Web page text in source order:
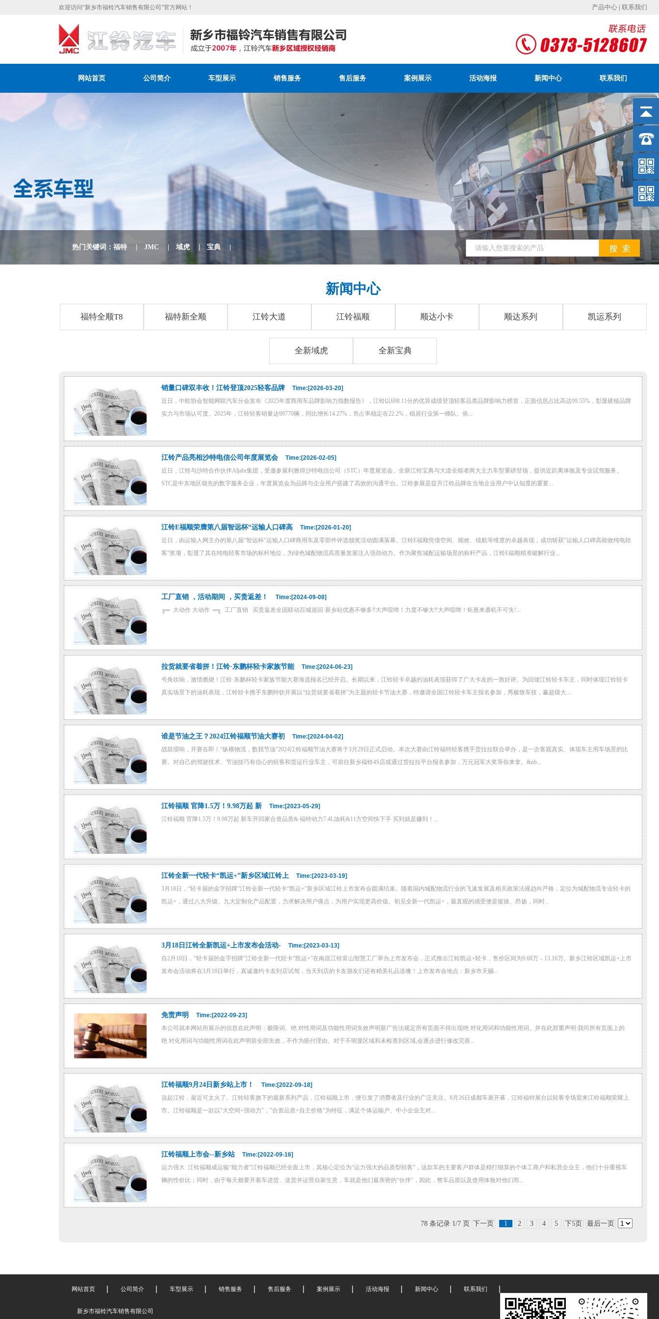
欢迎访问“新乡市福铃汽车销售有限公司”官方网站！ 产品中心 | 联系我们
网站首页 公司简介 车型展示 销售服务 售后服务 案例展示 活动海报 新闻中心 联系我们
热门关键词： 福特 JMC 域虎 宝典
新闻中心
福特全顺T8 福特新全顺 江铃大道 江铃福顺 顺达小卡 顺达系列 凯运系列
全新域虎 全新宝典
销量口碑双丰收！江铃登顶2025轻客品牌
Time:[2026-03-20]
近日，中欧协会智能网联汽车分会发布《2025年度商用车品牌影响力指数报告》，江铃以698.11分的优异成绩登顶轻客品类品牌影响力榜首，正面信息占比高达99.55%，彰显硬核品牌
实力与市场认可度。2025年，江铃轻客销量达99770辆，同比增长14.27%，市占率稳定在22.2%，稳居行业第一梯队。依...
江铃产品亮相沙特电信公司年度展览会
Time:[2026-02-05]
近日，江铃与沙特合作伙伴Aljabr集团，受邀参展利雅得沙特电信公司（STC）年度展览会。全新江铃宝典与大道全能者两大主力车型重磅登场，提供近距离体验及专业试驾服务。
STC是中东地区领先的数字服务企业，年度展览会为品牌与企业用户搭建了高效的沟通平台。江铃参展是提升江铃品牌在当地企业用户中认知度的重要...
江铃E福顺荣膺第八届智远杯“运输人口碑高
Time:[2026-01-20]
近日，由运输人网主办的第八届“智远杯”运输人口碑商用车及零部件评选颁奖活动圆满落幕。江铃E福顺凭借空间、能效、续航等维度的卓越表现，成功斩获“运输人口碑高能效纯电轻
客”奖项，彰显了其在纯电轻客市场的标杆地位，为绿色城配物流高质量发展注入强劲动力。作为聚焦城配运输场景的标杆产品，江铃E福顺精准破解行业...
工厂直销 ，活动期间 ，买贵返差！
Time:[2024-09-08]
╔═ 大动作 大动作 ═╗ 工厂直销 买贵返差全国联动百城巡回·新乡站优惠不够多‼大声喧哗！力度不够大‼大声喧哗！钜惠来袭机不可失!...
拉货就要省着拼！江铃·东鹏杯轻卡家族节能
Time:[2024-06-23]
号角吹响，激情燃烧！江铃·东鹏杯轻卡家族节能大赛海选报名已经开启。长期以来，江铃轻卡卓越的油耗表现获得了广大卡友的一致好评。为回馈江铃轻卡车主，同时体现江铃轻卡
真实场景下的油耗表现，江铃轻卡携手东鹏特饮开展以“拉货就要省着拼”为主题的轻卡节油大赛，特邀请全国江铃轻卡车主报名参加，秀极致车技，赢超级大...
谁是节油之王？2024江铃福顺节油大赛初
Time:[2024-04-02]
战鼓擂响，开赛在即！“纵横物流，数我节油”2024江铃福顺节油大赛将于3月29日正式启动。本次大赛由江铃福特轻客携手货拉拉联合举办，是一次客观真实、体现车主用车场景的比
赛。对自己的驾驶技术、节油技巧有信心的轻客和货运行业车主，可前往新乡福铃4S店或通过货拉拉平台报名参加，万元冠军大奖等你来拿。&nb...
江铃福顺 官降1.5万！9.98万起 新
Time:[2023-05-29]
江铃福顺 官降1.5万！9.98万起 新车开回家合资品质& 福特动力7.4L油耗&11方空间快下手 买到就是赚到！...
江铃全新一代轻卡“凯运+”新乡区域江铃上
Time:[2023-03-19]
3月18日，“轻卡届的金字招牌”江铃全新一代轻卡“凯运+”新乡区域江铃上市发布会圆满结束。随着国内城配物流行业的飞速发展及相关政策法规趋向严格，定位为城配物流专业轻卡的
凯运+，通过八大升级、九大定制化产品配置，力求解决用户痛点，为用户实现更高价值。初见全新一代凯运+，最直观的感受便是挺拔、昂扬，同时...
3月18日江铃全新凯运+上市发布会活动-
Time:[2023-03-13]
自2月10日，“轻卡届的金字招牌”江铃全新一代轻卡“凯运+”在南昌江铃富山智慧工厂举办上市发布会，正式推出江铃凯运+轻卡，售价区间为9.68万 – 13.16万。新乡江铃区域凯运+上市
发布会活动将在3月18日举行，真诚邀约卡友到店试驾，当天到店的卡友朋友们还有精美礼品送噢！上市发布会地点：新乡市天赐...
免责声明
Time:[2022-09-23]
本公司就本网站所展示的信息在此声明：极限词、绝 对性用词及功能性用词失效声明新广告法规定所有页面不得出现绝 对化用词和功能性用词。并在此郑重声明:我司所有页面上的
绝 对化用词与功能性用词在此声明前全部失效，不作为赔付理由。对于不明显区域和未检查到区域,会逐步进行修改完善...
江铃福顺9月24日新乡站上市！
Time:[2022-09-18]
说起江铃，最近可太火了。江铃轻客旗下的最新系列产品，江铃福顺上市，便引发了消费者及行业的广泛关注。8月26日成都车展开幕，江铃福特展台以轻客专场迎来江铃福顺荣耀上
市。江铃福顺是一款以"大空间+强动力"，"合资品质+自主价格"为特征，满足个体运输户、中小企业主对...
江铃福顺上市会--新乡站
Time:[2022-09-16]
运力强大 江铃福顺成运输“能力者”江铃福顺已经全面上市，其核心定位为“运力强大的品质型轻客”，这款车的主要客户群体是精打细算的个体工商户和私营企业主，他们十分重视车
辆的性价比；同时，由于每天都要开着车进货、送货并运营自家生意，车就是他们最亲密的“伙伴”，因此，整车品质以及使用体验对他们而...
78 条记录 1/7 页 下一页 1 2 3 4 5 下5页 最后一页
网站首页 公司简介 车型展示 销售服务 售后服务 案例展示 活动海报 新闻中心 联系我们
新乡市福铃汽车销售有限公司